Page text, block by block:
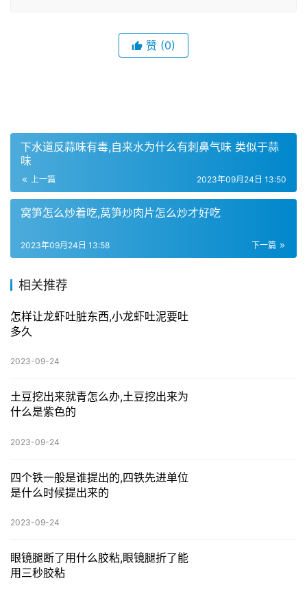
赞 (0)
下水道反蒜味有毒,自来水为什么有刺鼻气味 类似于蒜
味
上一篇 2023年09月24日 13:50
窝笋怎么炒着吃,莴笋炒肉片怎么炒才好吃
下一篇
2023年09月24日 13:58
相关推荐
怎样让龙虾吐脏东西,小龙虾吐泥要吐
多久
2023-09-24
土豆挖出来就青怎么办,土豆挖出来为
什么是紫色的
2023-09-24
四个铁一般是谁提出的,四铁先进单位
是什么时候提出来的
2023-09-24
眼镜腿断了用什么胶粘,眼镜腿折了能
用三秒胶粘